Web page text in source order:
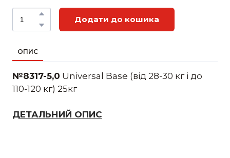
Додати до кошика
ОПИС
№8317-5,0 Universal Base (від 28-30 кг і до
110-120 кг) 25кг
ДЕТАЛЬНИЙ ОПИС